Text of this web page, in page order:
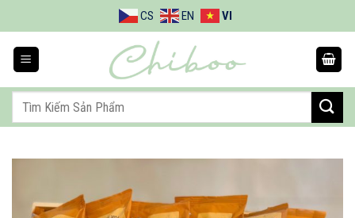
qua
dung
CS EN VI
Tìm